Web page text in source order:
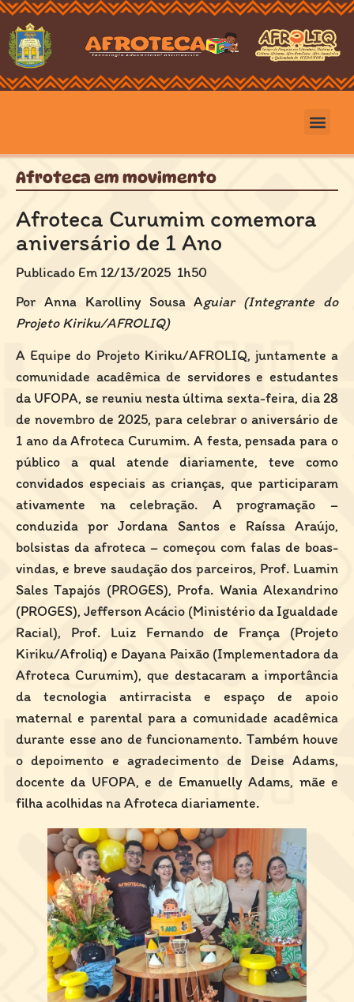
Afroteca em movimento
Afroteca Curumim comemora
aniversário de 1 Ano
Publicado Em 12/13/2025 1h50
Por Anna Karolliny Sousa Aguiar (Integrante do
Projeto Kiriku/AFROLIQ)
A Equipe do Projeto Kiriku/AFROLIQ, juntamente a
comunidade acadêmica de servidores e estudantes
da UFOPA, se reuniu nesta última sexta-feira, dia 28
de novembro de 2025, para celebrar o aniversário de
1 ano da Afroteca Curumim. A festa, pensada para o
público a qual atende diariamente, teve como
convidados especiais as crianças, que participaram
ativamente na celebração. A programação –
conduzida por Jordana Santos e Raíssa Araújo,
bolsistas da afroteca – começou com falas de boas-
vindas, e breve saudação dos parceiros, Prof. Luamin
Sales Tapajós (PROGES), Profa. Wania Alexandrino
(PROGES), Jefferson Acácio (Ministério da Igualdade
Racial), Prof. Luiz Fernando de França (Projeto
Kiriku/Afroliq) e Dayana Paixão (Implementadora da
Afroteca Curumim), que destacaram a importância
da tecnologia antirracista e espaço de apoio
maternal e parental para a comunidade acadêmica
durante esse ano de funcionamento. Também houve
o depoimento e agradecimento de Deise Adams,
docente da UFOPA, e de Emanuelly Adams, mãe e
filha acolhidas na Afroteca diariamente.